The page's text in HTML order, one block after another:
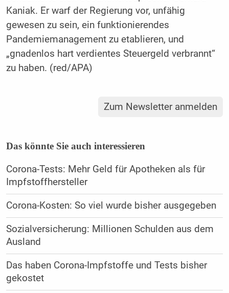
Kaniak. Er warf der Regierung vor, unfähig
gewesen zu sein, ein funktionierendes
Pandemiemanagement zu etablieren, und
„gnadenlos hart verdientes Steuergeld verbrannt“
zu haben. (red/APA)
Zum Newsletter anmelden
Das könnte Sie auch interessieren
Corona-Tests: Mehr Geld für Apotheken als für
Impfstoffhersteller
Corona-Kosten: So viel wurde bisher ausgegeben
Sozialversicherung: Millionen Schulden aus dem
Ausland
Das haben Corona-Impfstoffe und Tests bisher
gekostet